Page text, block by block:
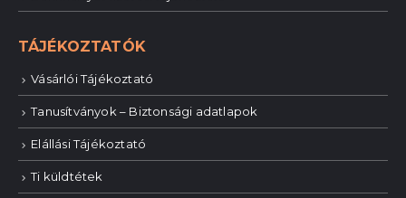
TÁJÉKOZTATÓK
Vásárlói Tájékoztató
Tanusítványok – Biztonsági adatlapok
Elállási Tájékoztató
Ti küldtétek